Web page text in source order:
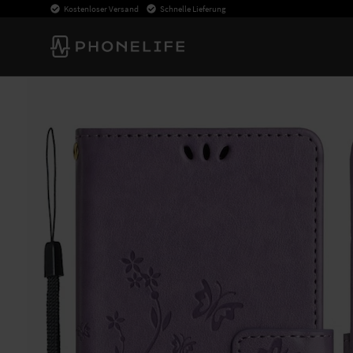
Kostenloser Versand Schnelle Lieferung